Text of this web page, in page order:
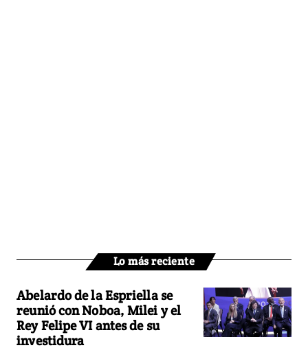
Lo más reciente
Abelardo de la Espriella se
reunió con Noboa, Milei y el
Rey Felipe VI antes de su
investidura